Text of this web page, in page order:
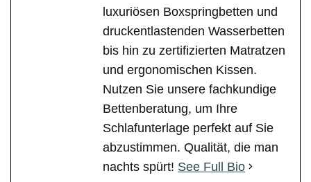
luxuriösen Boxspringbetten und
druckentlastenden Wasserbetten
bis hin zu zertifizierten Matratzen
und ergonomischen Kissen.
Nutzen Sie unsere fachkundige
Bettenberatung, um Ihre
Schlafunterlage perfekt auf Sie
abzustimmen. Qualität, die man
nachts spürt! See Full Bio